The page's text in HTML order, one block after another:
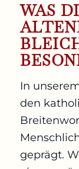
WAS
In
den
geprägt.